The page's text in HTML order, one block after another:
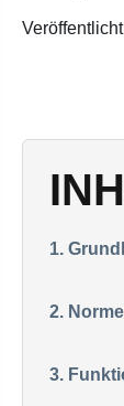
1.
2.
3.